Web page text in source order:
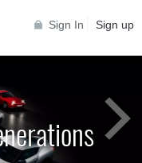
Sign In Sign up